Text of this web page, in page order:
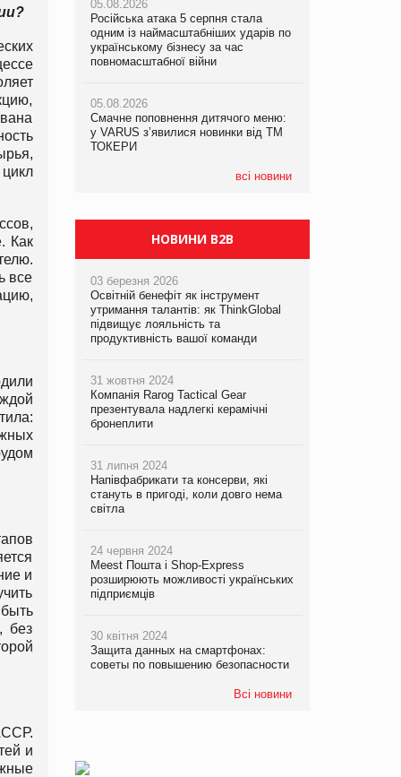
Как
все
и
без
и
05.08.2026
Російська атака 5 серпня стала
одним із наймасштабніших ударів по
українському бізнесу за час
повномасштабної війни
05.08.2026
Смачне поповнення дитячого меню:
у VARUS з’явилися новинки від ТМ
ТОКЕРИ
всі новини
05.08.2026
Сергій Лісунов про заморожені
хлібобулочні вироби на
04.08.2026
Через атаку РФ у Дніпрі пошкоджено
склад шоколаду Millennium
рекламі екологічних продуктів
05.08.2026
AstraZeneca обговорює найбільшу
НОВИНИ B2B
03 березня 2026
Освітній бенефіт як інструмент
утримання талантів: як ThinkGlobal
підвищує лояльність та
продуктивність вашої команди
31 жовтня 2024
Компанія Rarog Tactical Gear
презентувала надлегкі керамічні
бронеплити
31 липня 2024
Напівфабрикати та консерви, які
стануть в пригоді, коли довго нема
світла
24 червня 2024
Meest Пошта і Shop-Express
розширюють можливості українських
підприємців
30 квітня 2024
Защита данных на смартфонах:
советы по повышению безопасности
Всі новини